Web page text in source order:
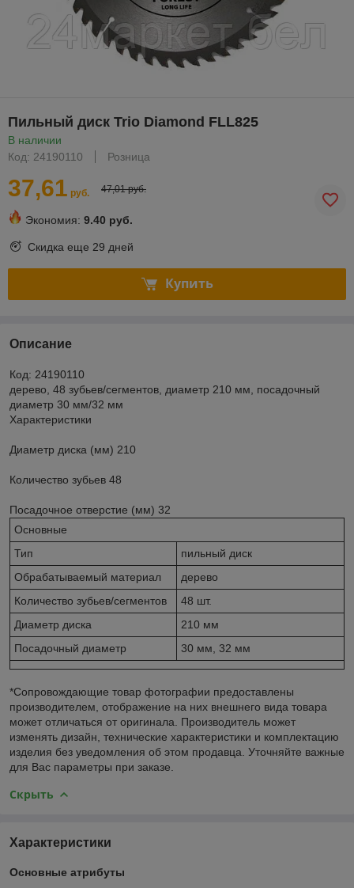
Пильный диск Trio Diamond FLL825
В наличии
Код: 24190110
Розница
37,61 руб. 47,01 руб.
Экономия: 9.40 руб.
Скидка еще 29 дней
Купить
Описание
Код: 24190110
дерево, 48 зубьев/сегментов, диаметр 210 мм, посадочный
диаметр 30 мм/32 мм
Характеристики
Диаметр диска (мм) 210
Количество зубьев 48
Посадочное отверстие (мм) 32
Основные
Тип
пильный диск
Обрабатываемый материал
дерево
Количество зубьев/сегментов
48 шт.
Диаметр диска
210 мм
Посадочный диаметр
30 мм, 32 мм
*Сопровождающие товар фотографии предоставлены
производителем, отображение на них внешнего вида товара
может отличаться от оригинала. Производитель может
изменять дизайн, технические характеристики и комплектацию
изделия без уведомления об этом продавца. Уточняйте важные
для Вас параметры при заказе.
Скрыть
Характеристики
Основные атрибуты